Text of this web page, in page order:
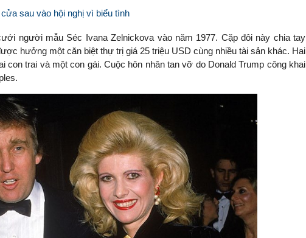
sau vào hội nghị vì biểu tình
người mẫu Séc Ivana Zelnickova vào năm 1977. Cặp đôi này chia tay
hưởng một căn biệt thự trị giá 25 triệu USD cùng nhiều tài sản khác. Hai
con trai và một con gái. Cuộc hôn nhân tan vỡ do Donald Trump công khai